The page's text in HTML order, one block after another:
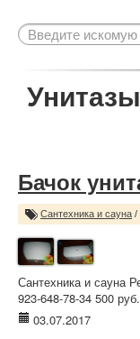
Унитазы
Бачок
Сантехника и сауна /
Сантехника и сауна
923-648-78-34 500 руб.
03.07.2017